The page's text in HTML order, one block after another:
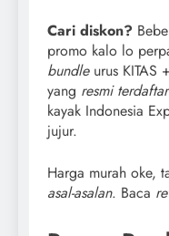
Cari diskon?
promo kalo lo
bundleurus KITAS +
yang resmi terdaftar
kayak Indonesia
jujur.
Harga murah oke,
asal-asalan. Baca